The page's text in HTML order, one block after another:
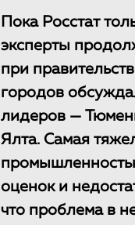
Пока Росстат
эксперты
при
городов
лидеров —
Ялта. Самая
оценок и
что проблема в